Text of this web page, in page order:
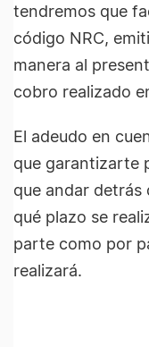
tendremos que
código NRC,
manera al
cobro realizado
El adeudo en
que garantizarte
que andar detrás
qué plazo se
parte como por
realizará.